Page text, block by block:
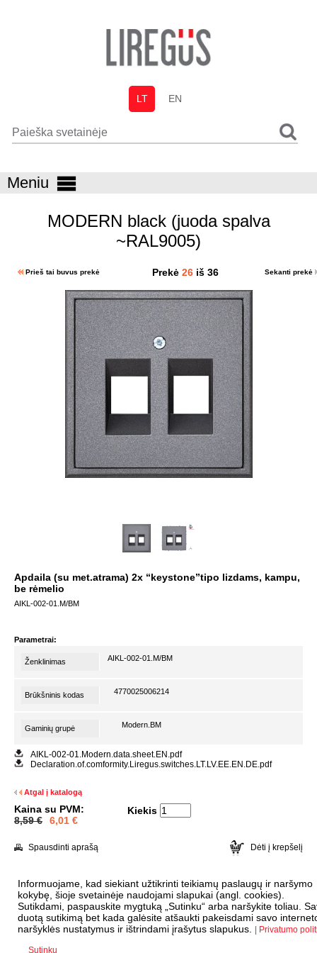
LT EN
Meniu
MODERN black (juoda spalva
~RAL9005)
Prieš tai buvus prekė Prekė26 iš 36 Sekanti prekė
Apdaila (su met.atrama) 2x “keystone”tipo lizdams, kampu,
be rėmelio
AIKL-002-01.M/BM
Parametrai:
Ženklinimas AIKL-002-01.M/BM
Brūkšninis kodas 4770025006214
Gaminių grupė Modern.BM
AIKL-002-01.Modern.data.sheet.EN.pdf
Declaration.of.comformity.Liregus.switches.LT.LV.EE.EN.DE.pdf
Atgal į katalogą
Kaina su PVM:
8,59 €
6,01 €
Kiekis
Spausdinti aprašą Dėti į krepšelį
Informuojame, kad siekiant užtikrinti teikiamų paslaugų ir naršymo
kokybę, šioje svetainėje naudojami slapukai (angl. cookies).
Sutikdami, paspauskite mygtuką „Sutinku“ arba naršykite toliau.
duotą sutikimą bet kada galėsite atšaukti pakeisdami savo
naršyklės nustatymus ir ištrindami įrašytus slapukus.
| Privatumo
Sutinku